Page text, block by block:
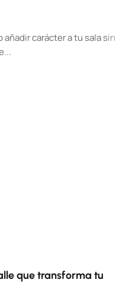
carácter a tu sala sin
que transforma tu